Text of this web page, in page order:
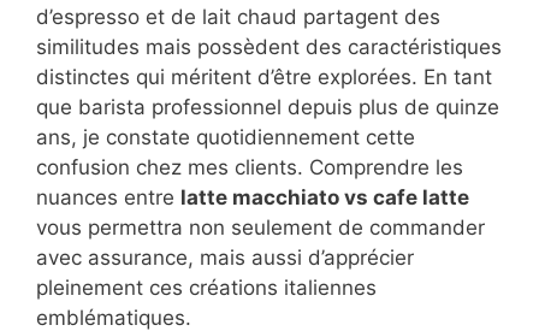
d’espresso et de lait chaud partagent des
similitudes mais possèdent des caractéristiques
distinctes qui méritent d’être explorées. En tant
que barista professionnel depuis plus de quinze
ans, je constate quotidiennement cette
confusion chez mes clients. Comprendre les
nuances entre latte macchiato vs cafe latte
vous permettra non seulement de commander
avec assurance, mais aussi d’apprécier
pleinement ces créations italiennes
emblématiques.